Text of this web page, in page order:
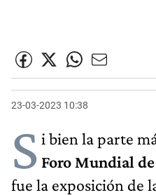
23-03-2023 10:38
S i bien la parte
Foro Mundial
fue la exposición de